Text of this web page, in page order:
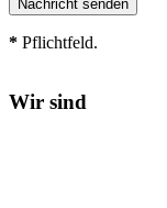
* Pflichtfeld.
Wir sind